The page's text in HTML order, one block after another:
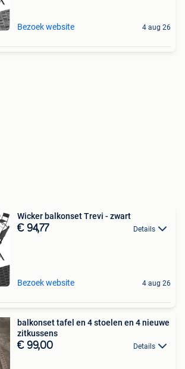
Bezoek website 4 aug 26
Wicker balkonset Trevi - zwart
€ 94,77 Details
Bezoek website 4 aug 26
balkonset tafel en 4 stoelen en 4 nieuwe
zitkussens
€ 99,00 Details